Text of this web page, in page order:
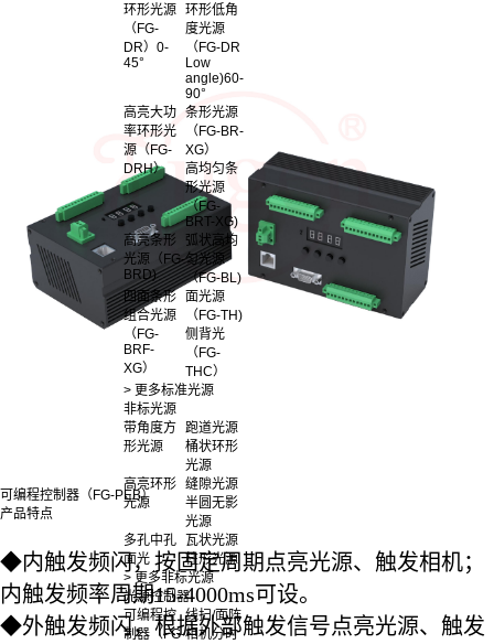
环形光源
（FG-
DR）0-
45°
环形低角
度光源
（FG-DR
Low
angle)60-
90°
高亮大功
率环形光
源（FG-
DRH）
条形光源
（FG-BR-
XG）
高均匀条
形光源
（FG-
BRT-XG)
高亮条形
光源（FG-
BRD)
弧状高均
匀光源
（FG-BL)
四面条形
组合光源
（FG-
BRF-
XG）
面光源
（FG-TH)
侧背光
（FG-
THC）
> 更多标准光源
非标光源
带角度方
形光源
跑道光源
桶状环形
光源
高亮环形
光源
缝隙光源
半圆无影
光源
多孔中孔
面光
瓦状光源
柱形光源
> 更多非标光源
光源控制器
可编程控
制器（FG-
线扫/面阵
相机分时
可编程控制器（FG-PEB）
产品特点
◆内触发频闪，按固定周期点亮光源、触发相机；
内触发频率周期15-4000ms可设。
◆外触发频闪，根据外部触发信号点亮光源、触发